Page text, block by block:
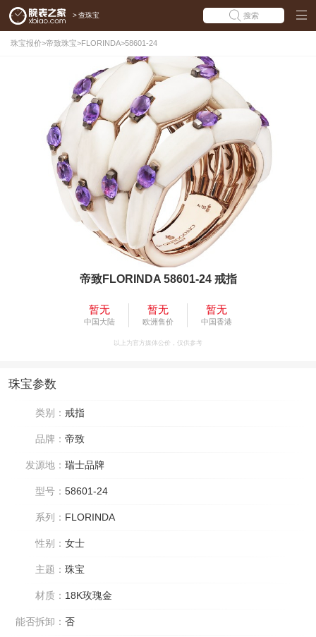
> 查珠宝 搜索
珠宝报价>帝致珠宝>FLORINDA>58601-24
帝致FLORINDA 58601-24 戒指
暂无
中国大陆
暂无
欧洲售价
暂无
中国香港
以上为官方媒体公价，仅供参考
珠宝参数
类别： 戒指
品牌： 帝致
发源地： 瑞士品牌
型号： 58601-24
系列： FLORINDA
性别： 女士
主题： 珠宝
材质： 18K玫瑰金
能否拆卸： 否